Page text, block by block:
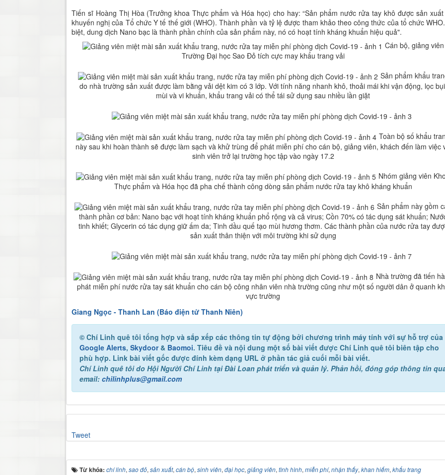
Tiến sĩ Hoàng Thị Hòa (Trưởng khoa Thực phẩm và Hóa học) cho hay: “Sản phẩm nước rửa tay khô được sản
khuyến nghị của Tổ chức Y tế thế giới (WHO). Thành phần và tỷ lệ được tham khảo theo công thức của tổ chức
biệt, dung dịch Nano bạc là thành phần chính của sản phẩm này, nó có hoạt tính kháng khuẩn hiệu quả".
Cán bộ, giảng viên
Trường Đại học Sao Đỏ tích cực may khẩu trang vải
Sản phẩm khẩu
do nhà trường sản xuất được làm bằng vải dệt kim có 3 lớp. Với tính năng nhanh khô, thoải mái khi vận động, lọc
mùi và vi khuẩn, khẩu trang vải có thể tái sử dụng sau nhiều lần giặt
Toàn bộ số khẩu
này sau khi hoàn thành sẽ được làm sạch và khử trùng để phát miễn phí cho cán bộ, giảng viên, khách đến làm việc
sinh viên trở lại trường học tập vào ngày 17.2
Nhóm giảng viên
Thực phẩm và Hóa học đã pha chế thành công dòng sản phẩm nước rửa tay khô kháng khuẩn
Sản phẩm này gồm
thành phần cơ bản: Nano bạc với hoạt tính kháng khuẩn phổ rộng và cả virus; Cồn 70% có tác dụng sát khuẩn;
tinh khiết; Glycerin có tác dụng giữ ấm da; Tinh dầu quế tạo mùi hương thơm. Các thành phần của nước rửa tay
sản xuất thân thiện với môi trường khi sử dụng
Nhà trường đã tiến
phát miễn phí nước rửa tay sát khuẩn cho cán bộ công nhân viên nhà trường cũng như một số người dân ở quanh
vực trường
Giang Ngọc - Thanh Lan (Báo điện tử Thanh Niên)
© Chí Linh quê tôi tổng hợp và sắp xếp các thông tin tự động bởi chương trình máy tính với sự hỗ trợ của
Google Alerts, Skydoor& Baomoi. Tiêu đề và nội dung một số bài viết được Chí Linh quê tôi biên tập cho
phù hợp. Link bài viết gốc được đính kèm dạng URL ở phần tác giả cuối mỗi bài viết.
Chí Linh quê tôido Hội Người Chí Linh tại Đài Loan phát triển và quản lý. Phản hồi, đóng góp thông tin
email: chilinhplus@gmail.com
Tweet
Từ khóa: chí linh, sao đỏ, sản xuất, cán bộ, sinh viên, đại học, giảng viên, tình hình, miễn phí, nhận thấy, khan hiếm, khẩu trang